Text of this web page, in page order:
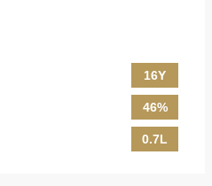
16Y
46%
0.7L